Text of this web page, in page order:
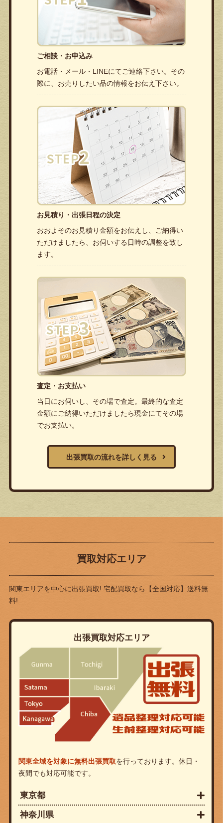
ご相談・お申込み
お電話・メール・LINEにてご連絡下さい。その
際に、お売りしたい品の情報をお伝え下さい。
お見積り・出張日程の決定
おおよそのお見積り金額をお伝えし、ご納得い
ただけましたら、お伺いする日時の調整を致し
ます。
査定・お支払い
当日にお伺いし、その場で査定。最終的な査定
金額にご納得いただけましたら現金にてその場
でお支払い。
出張買取の流れを詳しく見る
買取対応エリア
関東エリアを中心に出張買取! 宅配買取なら
【全国対応】送料無
料!
出張買取対応エリア
関東全域を対象に無料出張買取を行っております。休日・
夜間でも対応可能です。
東京都
神奈川県